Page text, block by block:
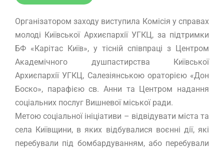
Організатором заходу виступила Комісія у справах
молоді Київської Архиєпархії УГКЦ, за підтримки
БФ «Карітас Київ», у тісній співпраці з Центром
Академічного душпастирства Київської
Архиєпархії УГКЦ, Салезіянською ораторією «Дон
Боско», парафією св. Анни та Центром надання
соціальних послуг Вишневої міської ради.
Метою соціальної ініціативи – відвідувати міста та
села Київщини, в яких відбувалися воєнні дії, які
перебували під бомбардуванням, або перебували